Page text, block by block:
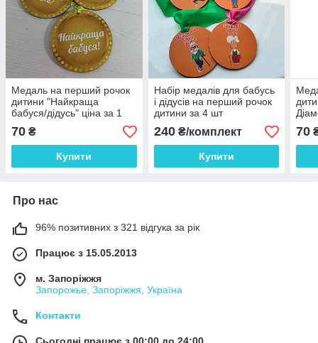
Медаль на перший рочок
дитини "Найкраща
бабуся/дідусь" ціна за 1
шт Діаметр 9 см
70 ₴
Купити
Набір медалів для бабусь
і дідусів на перший рочок
дитини за 4 шт
240₴/комплект
Купити
70
Про нас
96% позитивних з 321 відгука за рік
Працює з 15.05.2013
м. Запоріжжя
Запорожье, Запоріжжя, Україна
Контакти